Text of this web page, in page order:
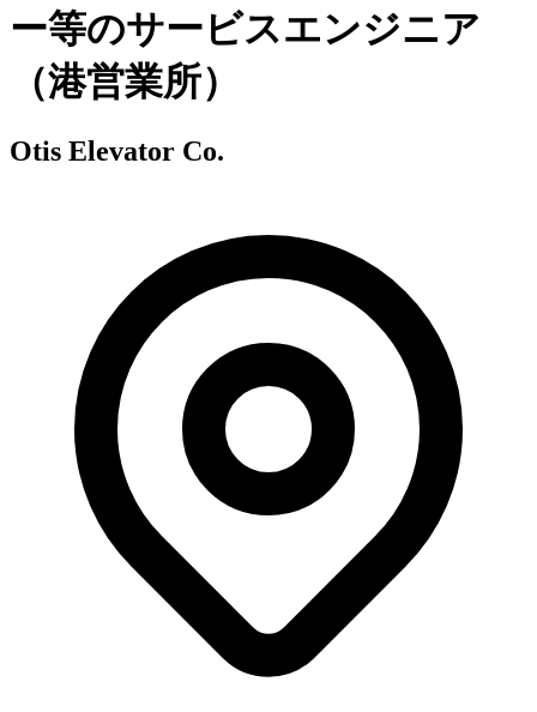
ー等のサービスエンジニア
（港営業所）
Otis Elevator Co.